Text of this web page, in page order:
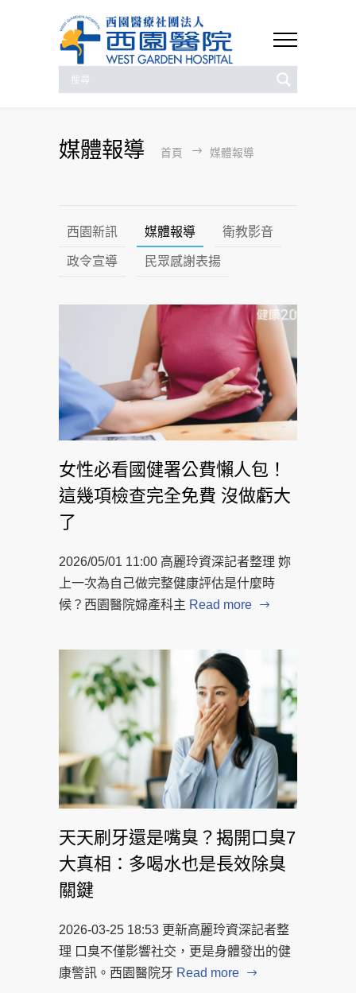
媒體報導 首頁 媒體報導
西園新訊 媒體報導 衛教影音
政令宣導 民眾感謝表揚
女性必看國健署公費懶人包！
這幾項檢查完全免費 沒做虧大
了
2026/05/01 11:00 高麗玲資深記者整理 妳
上一次為自己做完整健康評估是什麼時
候？西園醫院婦產科主 Read more
天天刷牙還是嘴臭？揭開口臭7
大真相：多喝水也是長效除臭
關鍵
2026-03-25 18:53 更新高麗玲資深記者整
理 口臭不僅影響社交，更是身體發出的健
康警訊。西園醫院牙 Read more